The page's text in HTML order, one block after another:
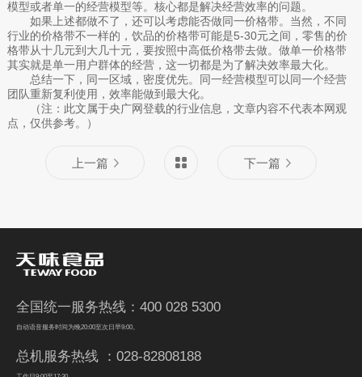
模型或者单一的经营模型等。核心都是解决经营效率的问题。
如果上述都做不了，还可以考虑能否做同一价格带。当然，不同
行业的价格带不一样的，饮品的价格带可能是5-30元之间，零售的价
格带从十几元到大几十元，要按照中高低价格带去做。做单一价格带
其实就是单一用户群体的经营，这一切都是为了解决效率最大化。
总结一下，同一区域，密度优先。同一经营模型可以同一个经营
团队重新复利使用，效率能做到最大化。
（注：此文属于央广网登载的行业信息，文章内容不代表本网观
点，仅供参考。）
上一篇 下一篇
全国统一服务热线：400 028 5300
自动语音服务时间为晚20:00至次日早9:00。
总机服务热线 ：028-82808188